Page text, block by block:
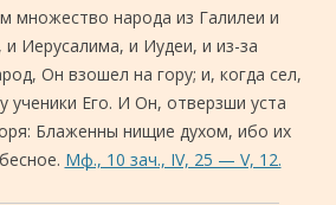
множество народа из Галилеи и
и Иерусалима, и Иудеи, и из-за
Он взошел на гору; и, когда сел,
ученики Его. И Он, отверзши уста
Блаженны нищие духом, ибо их
Мф., 10 зач., IV, 25 — V, 12.